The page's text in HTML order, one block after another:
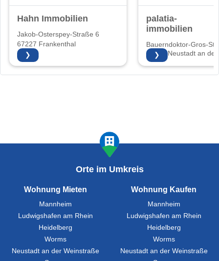
Hahn Immobilien
Jakob-Osterspey-Straße 6
67227 Frankenthal
❯
palatia-
immobilien
Bauerndoktor-Gros-
67435 Neustadt an der
Weinstraße
❯
Orte im Umkreis
Wohnung Mieten
Mannheim
Ludwigshafen am Rhein
Heidelberg
Worms
Neustadt an der Weinstraße
Wohnung Kaufen
Mannheim
Ludwigshafen am Rhein
Heidelberg
Worms
Neustadt an der Weinstraße